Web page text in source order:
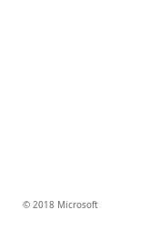
© 2018 Microsoft